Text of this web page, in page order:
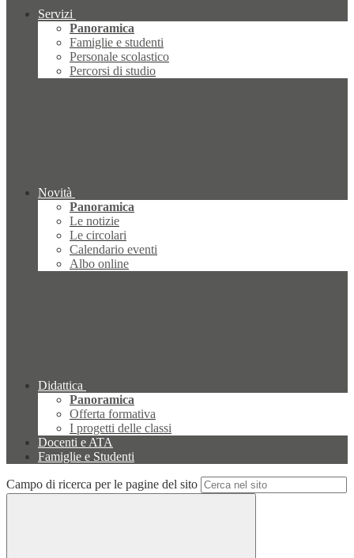
Servizi
Panoramica
Famiglie e studenti
Personale scolastico
Percorsi di studio
Novità
Panoramica
Le notizie
Le circolari
Calendario eventi
Albo online
Didattica
Panoramica
Offerta formativa
I progetti delle classi
Docenti e ATA
Famiglie e Studenti
Campo di ricerca per le pagine del sito